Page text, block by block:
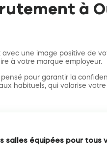
à
une image positive de
à votre marque employeur.
pour garantir la
habituels, qui valorise
salles équipées pour